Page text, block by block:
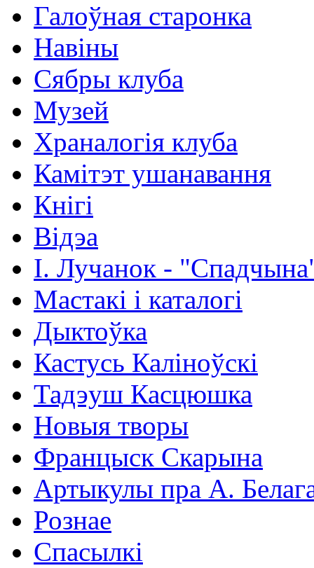
Галоўная старонка
Навіны
Сябры клуба
Музей
Храналогія клуба
Камітэт ушанавання
Кнігі
Відэа
І. Лучанок -
Мастакі i каталогi
Дыктоўка
Кастусь Каліноўскі
Тадэуш Касцюшка
Новыя творы
Францыск Скарына
Артыкулы пра А.
Рознае
Спасылкі